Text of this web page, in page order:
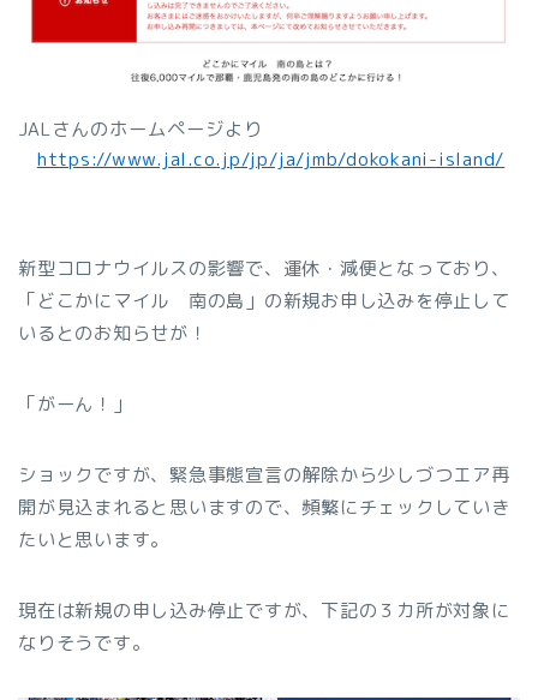
JALさんのホームページより
https://www.jal.co.jp/jp/ja/jmb/dokokani-island/
新型コロナウイルスの影響で、運休・減便となっており、
「どこかにマイル 南の島」の新規お申し込みを停止して
いるとのお知らせが！
「がーん！」
ショックですが、緊急事態宣言の解除から少しづつエア再
開が見込まれると思いますので、頻繁にチェックしていき
たいと思います。
現在は新規の申し込み停止ですが、下記の３カ所が対象に
なりそうです。